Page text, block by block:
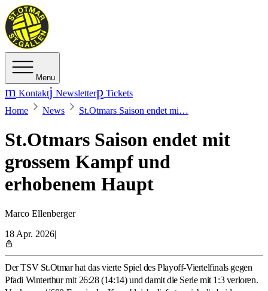
Menu
Kontakt Newsletter
Tickets
Home
News St.Otmars Saison endet mi…
St.Otmars Saison endet mit
grossem Kampf und
erhobenem Haupt
Marco Ellenberger
18 Apr. 2026|
Der TSV St.Otmar hat das vierte Spiel des Playoff-Viertelfinals gegen
Pfadi Winterthur mit 26:28 (14:14) und damit die Serie mit 1:3 verloren.